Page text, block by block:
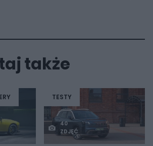
także
TESTY
40
ZDJĘĆ